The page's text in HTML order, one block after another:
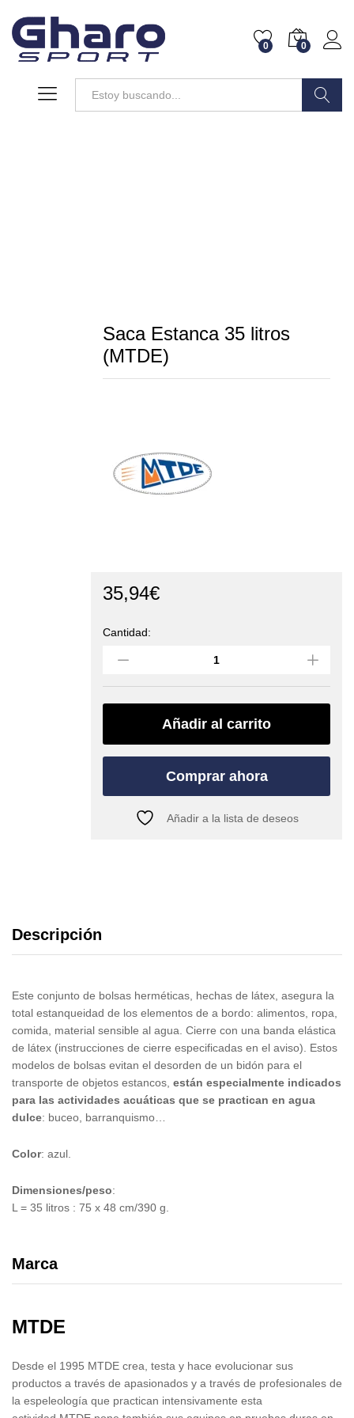
0 0
Saca Estanca 35 litros
(MTDE)
35,94€
Saca
litros
(MTDE)
Cantidad:
Añadir al carrito
Comprar ahora
Añadir a la lista de deseos
Descripción
Este conjunto de bolsas herméticas, hechas de látex, asegura la
total estanqueidad de los elementos de a bordo: alimentos, ropa,
comida, material sensible al agua. Cierre con una banda elástica
de látex (instrucciones de cierre especificadas en el aviso). Estos
modelos de bolsas evitan el desorden de un bidón para el
transporte de objetos estancos, están especialmente indicados
para las actividades acuáticas que se practican en agua
dulce: buceo, barranquismo…
Color: azul.
Dimensiones/peso:
L = 35 litros : 75 x 48 cm/390 g.
Marca
MTDE
Desde el 1995 MTDE crea, testa y hace evolucionar sus
productos a través de apasionados y a través de profesionales de
la espeleología que practican intensivamente esta